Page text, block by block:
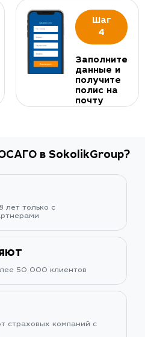
Шаг
4
Заполните
данные и
получите
полис на
почту
в SokolikGroup?
лет только с
50 000 клиентов
страховых компаний с